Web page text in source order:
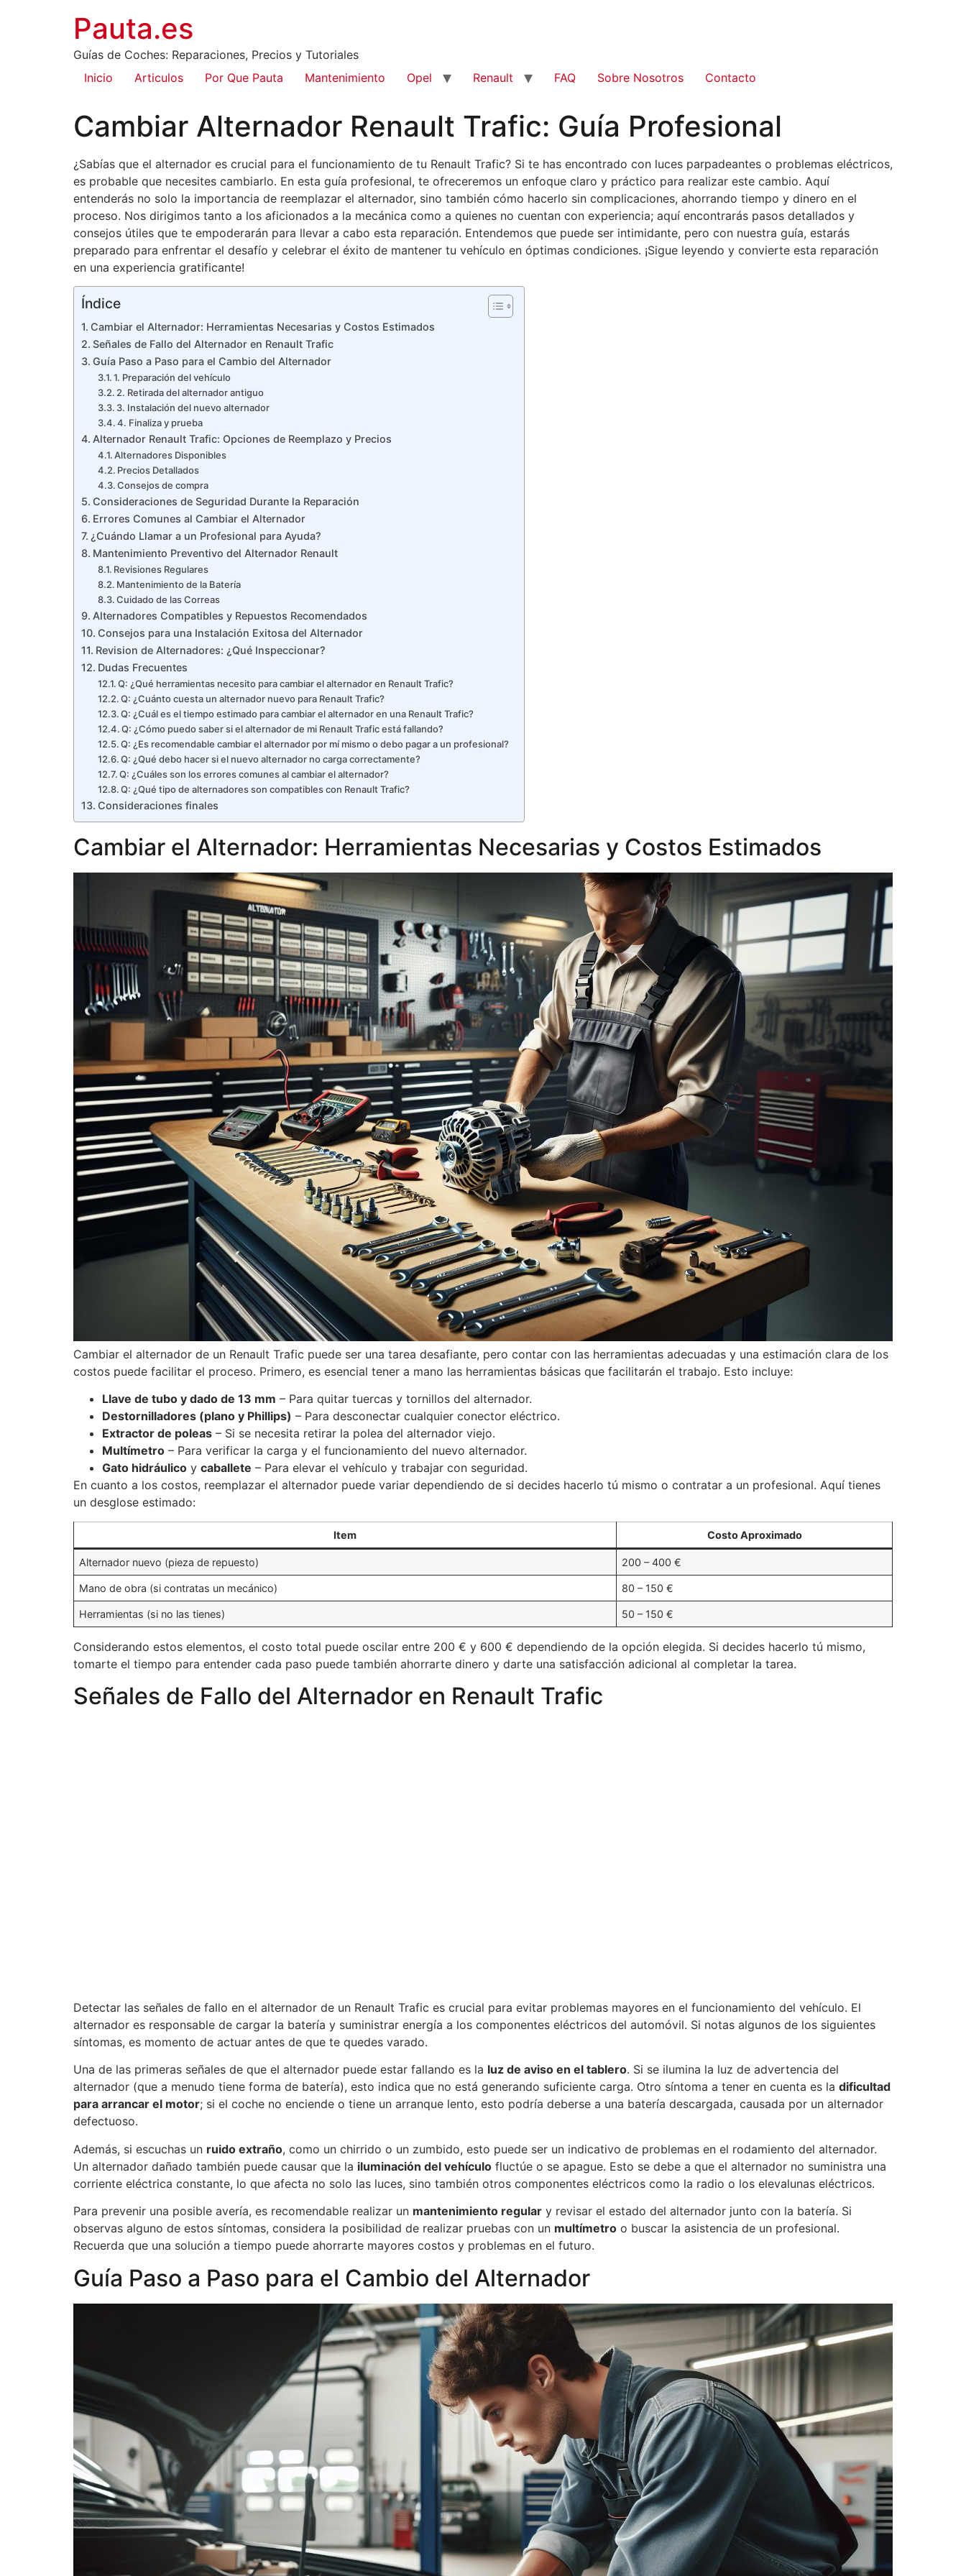
Pauta.es
Guías de Coches: Reparaciones, Precios y Tutoriales
Inicio
Articulos Por Que Pauta Mantenimiento Opel Renault FAQ Sobre Nosotros Contacto
Cambiar Alternador Renault Trafic: Guía Profesional
¿Sabías que el alternador es crucial para el funcionamiento de tu Renault Trafic? Si te has encontrado con luces parpadeantes o problemas eléctricos,
es probable que necesites cambiarlo. En esta guía profesional, te ofreceremos un enfoque claro y práctico para realizar este cambio. Aquí
entenderás no solo la importancia de reemplazar el alternador, sino también cómo hacerlo sin complicaciones, ahorrando tiempo y dinero en el
proceso. Nos dirigimos tanto a los aficionados a la mecánica como a quienes no cuentan con experiencia; aquí encontrarás pasos detallados y
consejos útiles que te empoderarán para llevar a cabo esta reparación. Entendemos que puede ser intimidante, pero con nuestra guía, estarás
preparado para enfrentar el desafío y celebrar el éxito de mantener tu vehículo en óptimas condiciones. ¡Sigue leyendo y convierte esta reparación
en una experiencia gratificante!
Índice
Cambiar el Alternador: Herramientas Necesarias y Costos Estimados
Señales de Fallo del Alternador en Renault Trafic
Guía Paso a Paso para el Cambio del Alternador
1. Preparación del vehículo
2. Retirada del alternador antiguo
3. Instalación del nuevo alternador
4. Finaliza y prueba
Alternador Renault Trafic: Opciones de Reemplazo y Precios
Alternadores Disponibles
Precios Detallados
Consejos de compra
Consideraciones de Seguridad Durante la Reparación
Errores Comunes al Cambiar el Alternador
¿Cuándo Llamar a un Profesional para Ayuda?
Mantenimiento Preventivo del Alternador Renault
Revisiones Regulares
Mantenimiento de la Batería
Cuidado de las Correas
Alternadores Compatibles y Repuestos Recomendados
Consejos para una Instalación Exitosa del Alternador
Revision de Alternadores: ¿Qué Inspeccionar?
Dudas Frecuentes
Q: ¿Qué herramientas necesito para cambiar el alternador en Renault Trafic?
Q: ¿Cuánto cuesta un alternador nuevo para Renault Trafic?
Q: ¿Cuál es el tiempo estimado para cambiar el alternador en una Renault Trafic?
Q: ¿Cómo puedo saber si el alternador de mi Renault Trafic está fallando?
Q: ¿Es recomendable cambiar el alternador por mí mismo o debo pagar a un profesional?
Q: ¿Qué debo hacer si el nuevo alternador no carga correctamente?
Q: ¿Cuáles son los errores comunes al cambiar el alternador?
Q: ¿Qué tipo de alternadores son compatibles con Renault Trafic?
Consideraciones finales
Cambiar el Alternador: Herramientas Necesarias y Costos Estimados
Cambiar el alternador de un Renault Trafic puede ser una tarea desafiante, pero contar con las herramientas adecuadas y una estimación clara de los
costos puede facilitar el proceso. Primero, es esencial tener a mano las herramientas básicas que facilitarán el trabajo. Esto incluye:
Llave de tubo y dado de 13 mm – Para quitar tuercas y tornillos del alternador.
Destornilladores (plano y Phillips) – Para desconectar cualquier conector eléctrico.
Extractor de poleas – Si se necesita retirar la polea del alternador viejo.
Multímetro – Para verificar la carga y el funcionamiento del nuevo alternador.
Gato hidráulico y caballete – Para elevar el vehículo y trabajar con seguridad.
En cuanto a los costos, reemplazar el alternador puede variar dependiendo de si decides hacerlo tú mismo o contratar a un profesional. Aquí tienes
un desglose estimado:
Item Costo Aproximado
Alternador nuevo (pieza de repuesto) 200 – 400 €
Mano de obra (si contratas un mecánico) 80 – 150 €
Herramientas (si no las tienes) 50 – 150 €
Considerando estos elementos, el costo total puede oscilar entre 200 € y 600 € dependiendo de la opción elegida. Si decides hacerlo tú mismo,
tomarte el tiempo para entender cada paso puede también ahorrarte dinero y darte una satisfacción adicional al completar la tarea.
Señales de Fallo del Alternador en Renault Trafic
Detectar las señales de fallo en el alternador de un Renault Trafic es crucial para evitar problemas mayores en el funcionamiento del vehículo. El
alternador es responsable de cargar la batería y suministrar energía a los componentes eléctricos del automóvil. Si notas algunos de los siguientes
síntomas, es momento de actuar antes de que te quedes varado.
Una de las primeras señales de que el alternador puede estar fallando es la luz de aviso en el tablero. Si se ilumina la luz de advertencia del
alternador (que a menudo tiene forma de batería), esto indica que no está generando suficiente carga. Otro síntoma a tener en cuenta es la dificultad
para arrancar el motor; si el coche no enciende o tiene un arranque lento, esto podría deberse a una batería descargada, causada por un alternador
defectuoso.
Además, si escuchas un ruido extraño, como un chirrido o un zumbido, esto puede ser un indicativo de problemas en el rodamiento del alternador.
Un alternador dañado también puede causar que la iluminación del vehículo fluctúe o se apague. Esto se debe a que el alternador no suministra una
corriente eléctrica constante, lo que afecta no solo las luces, sino también otros componentes eléctricos como la radio o los elevalunas eléctricos.
Para prevenir una posible avería, es recomendable realizar un mantenimiento regular y revisar el estado del alternador junto con la batería. Si
observas alguno de estos síntomas, considera la posibilidad de realizar pruebas con un multímetro o buscar la asistencia de un profesional.
Recuerda que una solución a tiempo puede ahorrarte mayores costos y problemas en el futuro.
Guía Paso a Paso para el Cambio del Alternador